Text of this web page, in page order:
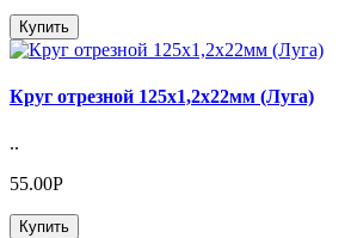
Купить
Круг отрезной 125х1,2х22мм (Луга)
..
55.00Р
Купить